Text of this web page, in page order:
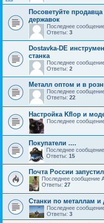
Посоветуйте
державок
Последнее
Ответы: 3
Dostavka-DE
станка
Последнее
Ответы: 2
Металл оптом и в
Последнее
Ответы: 22
Настройка Kflop и
Последнее
Покупатели ....
Последнее сообщение
Ответы: 15
Почта России
Последнее сообщение
Ответы: 27
Станки по металлам и
Последнее
Ответы: 3